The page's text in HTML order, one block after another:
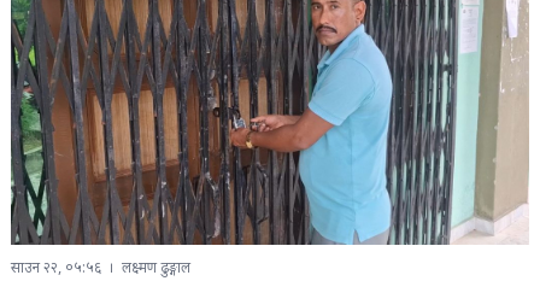
साउन २२, ०५:५६ लक्ष्मण ढुङ्गाल